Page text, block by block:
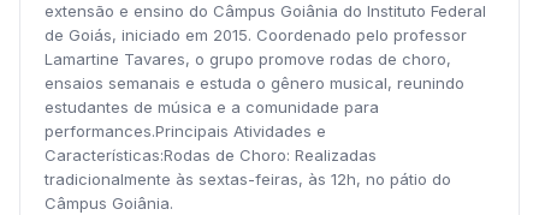
extensão e ensino do Câmpus Goiânia do Instituto Federal
de Goiás, iniciado em 2015. Coordenado pelo professor
Lamartine Tavares, o grupo promove rodas de choro,
ensaios semanais e estuda o gênero musical, reunindo
estudantes de música e a comunidade para
performances.Principais Atividades e
Características:Rodas de Choro: Realizadas
tradicionalmente às sextas-feiras, às 12h, no pátio do
Câmpus Goiânia.